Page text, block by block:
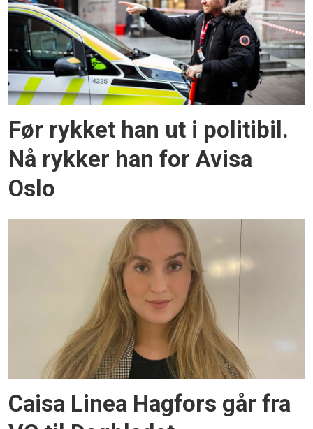
Før rykket han ut i politibil.
Nå rykker han for Avisa
Oslo
Caisa Linea Hagfors går fra